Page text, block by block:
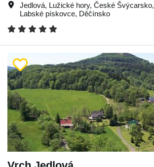
Jedlová, Lužické hory, České Švýcarsko,
Labské pískovce, Děčínsko